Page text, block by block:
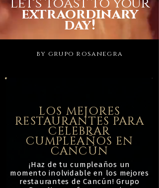
extraordinary
day!
by grupo rosanegra
LOS MEJORES
RESTAURANTES PARA
CELEBRAR
CUMPLEAÑOS EN
CANCÚN
¡Haz de tu cumpleaños un
momento inolvidable en los mejores
restaurantes de Cancún! Grupo